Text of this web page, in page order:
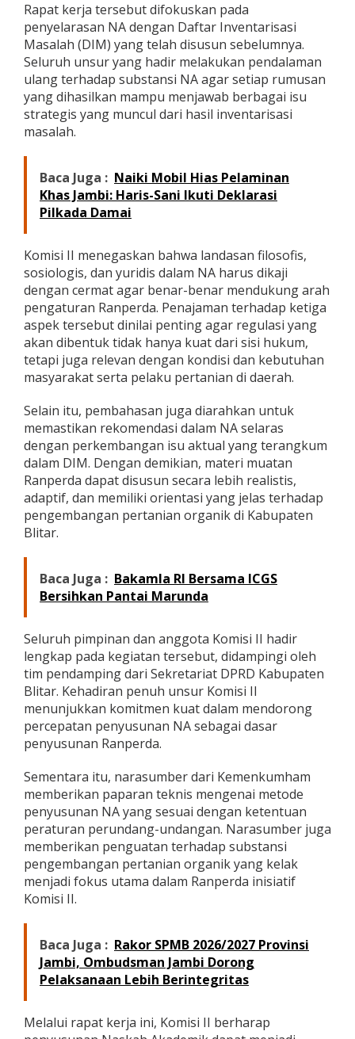
e
m
i
R
a
n
p
a
P
e
r
n
i
n
O
r
g
a
n
i
Rapat kerja tersebut difokuskan pada
penyelarasan NA dengan Daftar Inventarisasi
Masalah (DIM) yang telah disusun sebelumnya.
Seluruh unsur yang hadir melakukan pendalaman
ulang terhadap substansi NA agar setiap rumusan
yang dihasilkan mampu menjawab berbagai isu
strategis yang muncul dari hasil inventarisasi
masalah.
Baca Juga : Naiki Mobil Hias Pelaminan
Khas Jambi: Haris-Sani Ikuti Deklarasi
Pilkada Damai
Komisi II menegaskan bahwa landasan filosofis,
sosiologis, dan yuridis dalam NA harus dikaji
dengan cermat agar benar-benar mendukung arah
pengaturan Ranperda. Penajaman terhadap ketiga
aspek tersebut dinilai penting agar regulasi yang
akan dibentuk tidak hanya kuat dari sisi hukum,
tetapi juga relevan dengan kondisi dan kebutuhan
masyarakat serta pelaku pertanian di daerah.
Selain itu, pembahasan juga diarahkan untuk
memastikan rekomendasi dalam NA selaras
dengan perkembangan isu aktual yang terangkum
dalam DIM. Dengan demikian, materi muatan
Ranperda dapat disusun secara lebih realistis,
adaptif, dan memiliki orientasi yang jelas terhadap
pengembangan pertanian organik di Kabupaten
Blitar.
Baca Juga : Bakamla RI Bersama ICGS
Bersihkan Pantai Marunda
Seluruh pimpinan dan anggota Komisi II hadir
lengkap pada kegiatan tersebut, didampingi oleh
tim pendamping dari Sekretariat DPRD Kabupaten
Blitar. Kehadiran penuh unsur Komisi II
menunjukkan komitmen kuat dalam mendorong
percepatan penyusunan NA sebagai dasar
penyusunan Ranperda.
Sementara itu, narasumber dari Kemenkumham
memberikan paparan teknis mengenai metode
penyusunan NA yang sesuai dengan ketentuan
peraturan perundang-undangan. Narasumber juga
memberikan penguatan terhadap substansi
pengembangan pertanian organik yang kelak
menjadi fokus utama dalam Ranperda inisiatif
Komisi II.
Baca Juga : Rakor SPMB 2026/2027 Provinsi
Jambi, Ombudsman Jambi Dorong
Pelaksanaan Lebih Berintegritas
Melalui rapat kerja ini, Komisi II berharap